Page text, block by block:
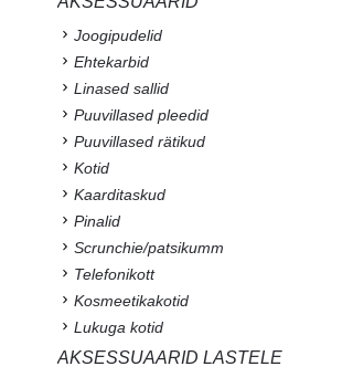
Joogipudelid
Ehtekarbid
Linased sallid
Puuvillased pleedid
Puuvillased rätikud
Kotid
Kaarditaskud
Pinalid
Scrunchie/patsikumm
Telefonikott
Kosmeetikakotid
Lukuga kotid
AKSESSUAARID LASTELE